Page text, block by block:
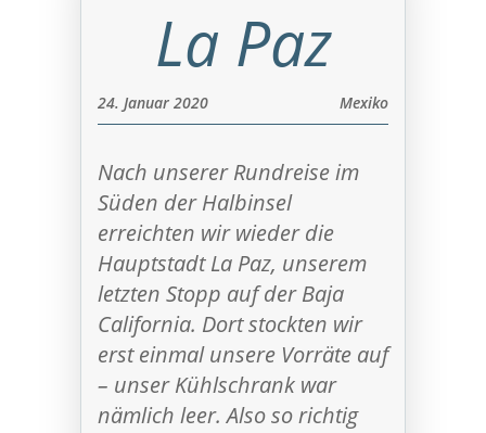
La Paz
24. Januar 2020 Mexiko
Nach unserer Rundreise im
Süden der Halbinsel
erreichten wir wieder die
Hauptstadt La Paz, unserem
letzten Stopp auf der Baja
California. Dort stockten wir
erst einmal unsere Vorräte auf
– unser Kühlschrank war
nämlich leer. Also so richtig